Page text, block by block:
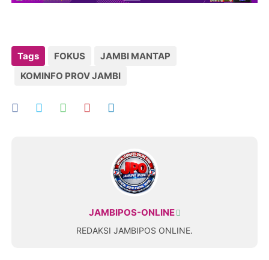
Tags FOKUS
JAMBI MANTAP
KOMINFO PROV JAMBI
JAMBIPOS-ONLINE
REDAKSI JAMBIPOS ONLINE.